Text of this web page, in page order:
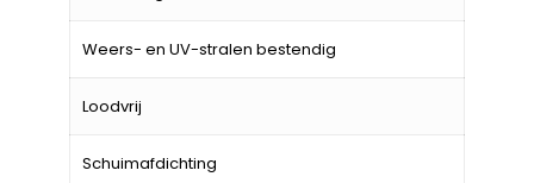
Weers- en UV-stralen bestendig
Loodvrij
Schuimafdichting